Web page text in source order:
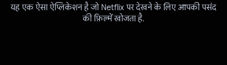
यह एक ऐसा ऐप्लिकेशन है जो Netflix पर देखने के लिए आपकी पसंद
की फ़िल्में खोजता है.